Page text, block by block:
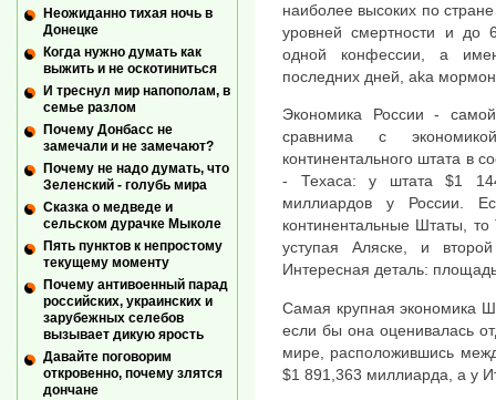
наиболее высоких по
уровней смертности и до
одной конфессии, а
последних дней, aka
Экономика России -
сравнима с
континентального штата в
- Техаса: у штата $1
миллиардов у России.
континентальные Штаты,
уступая Аляске, и
Интересная деталь:
Самая крупная экономика
если бы она оценивалась
мире, расположившись
$1 891,363 миллиарда, а у
Неожиданно тихая ночь в
Донецке
Когда нужно думать как
выжить и не оскотиниться
И треснул мир напополам, в
семье разлом
Почему Донбасс не
замечали и не замечают?
Почему не надо думать, что
Зеленский - голубь мира
Сказка о медведе и
сельском дурачке Мыколе
Пять пунктов к непростому
текущему моменту
Почему антивоенный парад
российских, украинских и
зарубежных селебов
вызывает дикую ярость
Давайте поговорим
откровенно, почему злятся
дончане